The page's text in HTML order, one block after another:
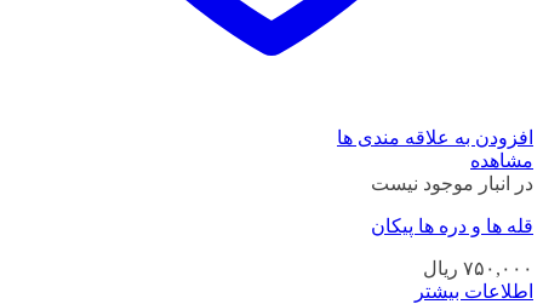
افزودن به علاقه مندی ها
مشاهده
در انبار موجود نیست
قله ها و دره ها پیکان
۷۵۰,۰۰۰ ریال
اطلاعات بیشتر